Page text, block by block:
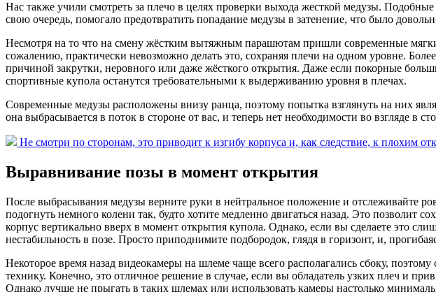
Нас также учили смотреть за плечо в целях проверки выхода жесткой медузы.
свою очередь, помогало предотвратить попадание медузы в затенение, что было
Несмотря на то что на смену жёстким вытяжным парашютам пришли современные
сожалению, практически невозможно делать это, сохраняя плечи на одном уровне.
причиной закрутки, неровного или даже жёсткого открытия. Даже если покорные
спортивные купола останутся требовательными к выдерживанию уровня в плечах.
Современные медузы расположены внизу ранца, поэтому попытка взглянуть на них
она выбрасывается в поток в стороне от вас, и теперь нет необходимости во взгляде в
Не смотри по сторонам, это приводит к изгибу корпуса и, как следствие, к плохим
Выравнивание позы в момент открытия
После выбрасывания медузы верните руки в нейтральное положение и отслеживайте
подогнуть немного колени так, будто хотите медленно двигаться назад. Это
корпус вертикально вверх в момент открытия купола. Однако, если вы сделаете это
нестабильность в позе. Просто приподнимите подбородок, глядя в горизонт, и,
Некоторое время назад видеокамеры на шлеме чаще всего располагались сбоку,
технику. Конечно, это отличное решение в случае, если вы обладатель узких плеч и
Однако лучше не прыгать в таких шлемах или использовать камеры настолько